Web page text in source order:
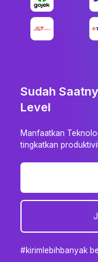
Sudah
Level
Manfaatkan
tingkatkan
#kirimlebihbanyak